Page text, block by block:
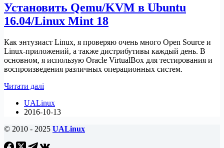
Установить Qemu/KVM в Ubuntu
16.04/Linux Mint 18
Как энтузиаст Linux, я проверяю очень много Open Source и
Linux-приложений, а также дистрибутивы каждый день. В
основном, я использую Oracle VirtualBox для тестирования и
воспроизведения различных операционных систем.
Читати далі
в
Ubuntu
Mint
UALinux
2016-10-13
© 2010 - 2025 UALinux